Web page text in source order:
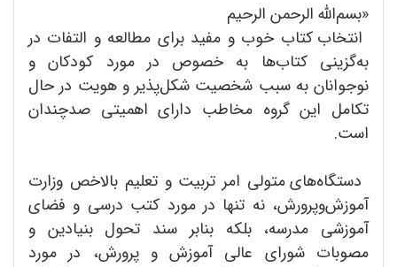
«بسم‌الله الرحمن الرحیم
انتخاب کتاب خوب و مفید برای مطالعه و التفات در
به‌گزینی کتاب‌ها به خصوص در مورد کودکان و
نوجوانان به سبب شخصیت شکل‌پذیر و هویت در حال
تکامل این گروه مخاطب دارای اهمیتی صدچندان
است.
دستگاه‌های متولی امر تربیت و تعلیم بالاخص وزارت
آموزش‌وپرورش، نه تنها در مورد کتب درسی و فضای
آموزشی مدرسه، بلکه بنابر سند تحول بنیادین و
مصوبات شورای عالی آموزش و پرورش، در مورد